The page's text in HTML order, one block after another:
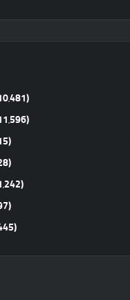
(10٬481)
(11٬596)
(15)
(28)
(1٬242)
(97)
(445)